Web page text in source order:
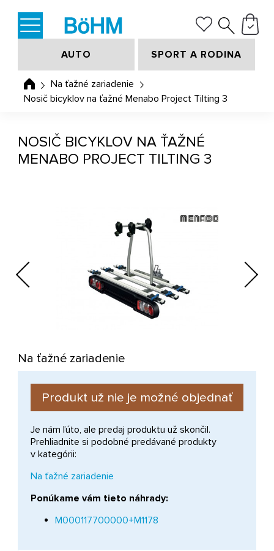
AUTO SPORT A RODINA
Na ťažné zariadenie
Nosič bicyklov na ťažné Menabo Project Tilting 3
Previous Next
NOSIČ BICYKLOV NA ŤAŽNÉ
MENABO PROJECT TILTING 3
Na ťažné zariadenie
Produkt už nie je možné objednať
Je nám ľúto, ale predaj produktu už skončil.
Prehliadnite si podobné predávané produkty
v kategórii:
Na ťažné zariadenie
Ponúkame vám tieto náhrady:
M000117700000+M1178